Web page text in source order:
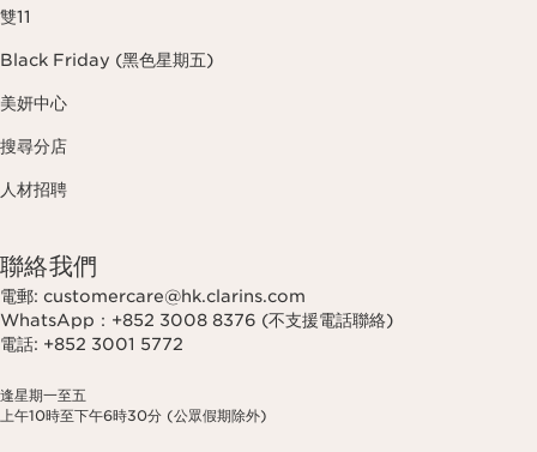
雙11
Black Friday (黑色星期五)
美妍中心
搜尋分店
人材招聘
聯絡我們
電郵: customercare@hk.clarins.com
WhatsApp：+852 3008 8376 (不支援電話聯絡)
電話: +852 3001 5772
逢星期一至五
上午10時至下午6時30分 (公眾假期除外)